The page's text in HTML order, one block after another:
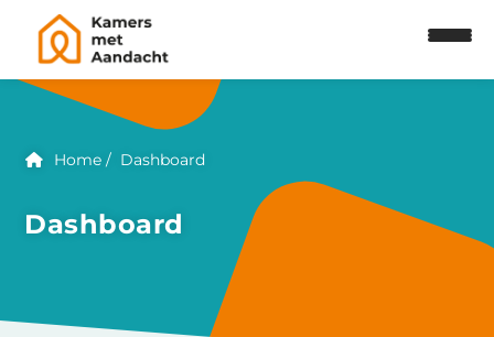
Home Dashboard
Dashboard